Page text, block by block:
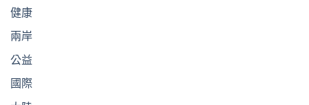
健康
兩岸
公益
國際